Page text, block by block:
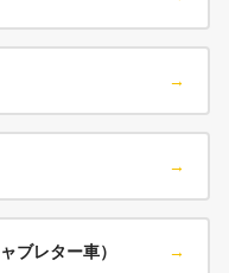
→
→
ブレター車） →